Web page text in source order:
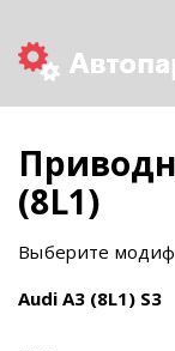
(8L1)
Выберите
Audi A3 (8L1) S3